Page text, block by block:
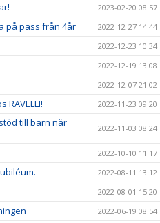
2023-02-20 08:57
på pass från 4år 2022-12-27 14:44
2022-12-23 10:34
2022-12-19 13:08
2022-12-07 21:02
2022-11-23 09:20
till barn när
2022-11-03 08:24
2022-10-10 11:17
2022-08-11 13:12
2022-08-01 15:20
2022-06-19 08:54